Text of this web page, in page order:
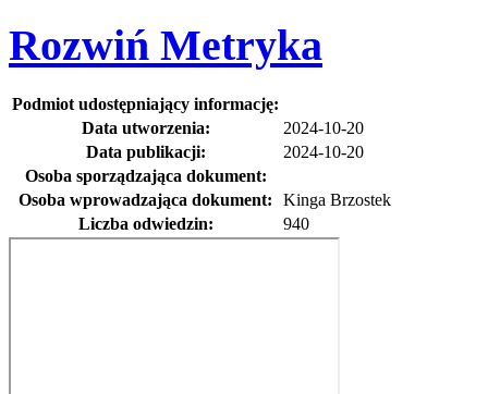
Rozwiń Metryka
Podmiot udostępniający informację:
Data utworzenia:
2024-10-20
Data publikacji:
2024-10-20
Osoba sporządzająca dokument:
Osoba wprowadzająca dokument:
Kinga Brzostek
Liczba odwiedzin:
940